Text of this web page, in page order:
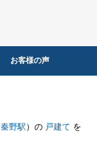
お客様の声
秦野駅）の 戸建て を